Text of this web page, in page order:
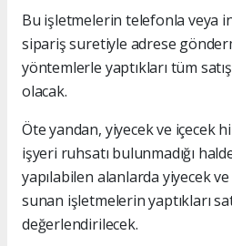
Bu işletmelerin telefonla veya
sipariş suretiyle adrese
yöntemlerle yaptıkları tüm
olacak.
Öte yandan, yiyecek ve içecek
işyeri ruhsatı bulunmadığı
yapılabilen alanlarda yiyecek
sunan işletmelerin yaptıkları
değerlendirilecek.